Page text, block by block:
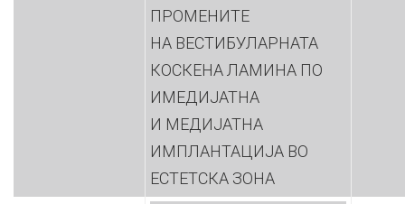
ПРОМЕНИТЕ
НА ВЕСТИБУЛАРНАТА
КОСКЕНА ЛАМИНА ПО
ИМЕДИЈАТНА
И МЕДИЈАТНА
ИМПЛАНТАЦИЈА ВО
ЕСТЕТСКА ЗОНА